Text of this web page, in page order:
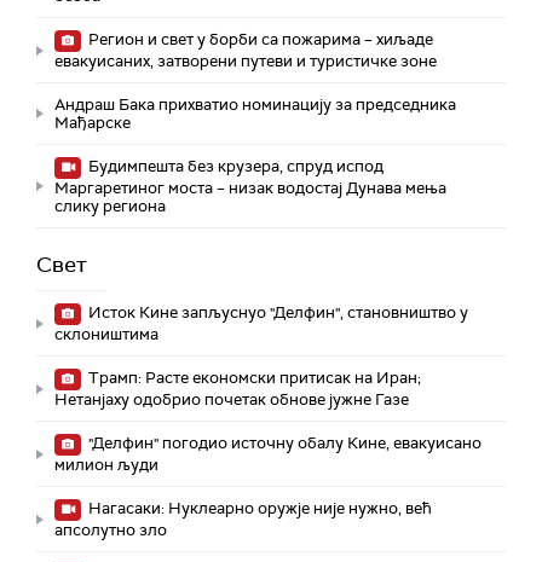
Регион и свет у борби са пожарима – хиљаде
евакуисаних, затворени путеви и туристичке зоне
Андраш Бака прихватио номинацију за председника
Мађарске
Будимпешта без крузера, спруд испод
Маргаретиног моста – низак водостај Дунава мења
слику региона
Свет
Исток Кине запљуснуо "Делфин", становништво у
склоништима
Трамп: Расте економски притисак на Иран;
Нетанјаху одобрио почетак обнове јужне Газе
"Делфин" погодио источну обалу Кине, евакуисано
милион људи
Нагасаки: Нуклеарно оружје није нужно, већ
апсолутно зло